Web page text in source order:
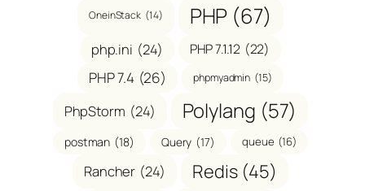
OneinStack (14) PHP (67)
php.ini (24) PHP 7.1.12 (22)
PHP 7.4 (26) phpmyadmin (15)
PhpStorm (24) Polylang (57)
postman (18) Query (17) queue (16)
Rancher (24) Redis (45)